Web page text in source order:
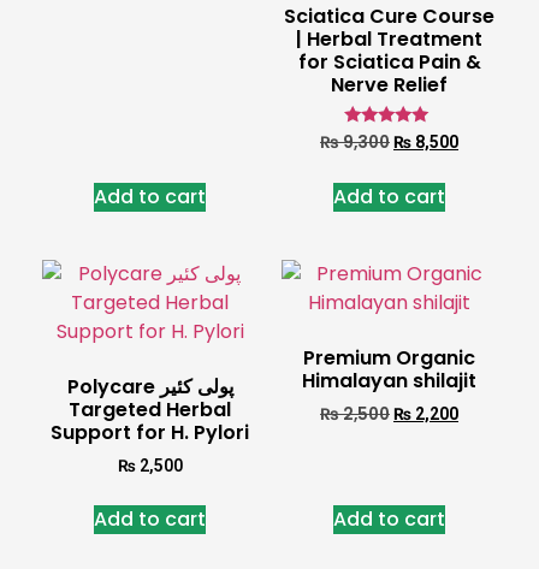
Add to cart
Sciatica Cure Course
| Herbal Treatment
for Sciatica Pain &
Nerve Relief
Rated
5.00
₨9,300₨ 8,500
Add to cart
Polycare پولی کئیر
Targeted Herbal
Support for H. Pylori
₨2,500
Add to cart
Premium Organic
Himalayan shilajit
₨2,500₨ 2,200
Add to cart